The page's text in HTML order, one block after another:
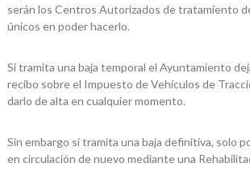
serán los Centros Autorizados de tratamiento
únicos en poder hacerlo.
Si tramita una baja temporal el Ayuntamiento
recibo sobre el Impuesto de Vehículos de
darlo de alta en cualquier momento.
Sin embargo si tramita una baja definitiva, solo
en circulación de nuevo mediante una